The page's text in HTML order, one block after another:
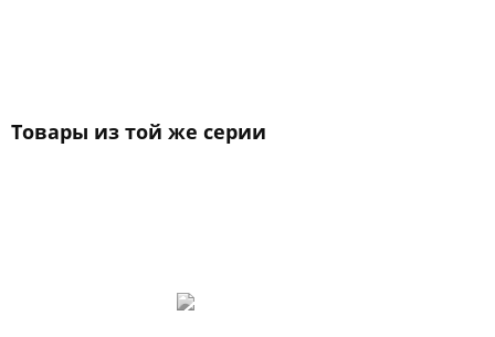
Товары из той же серии